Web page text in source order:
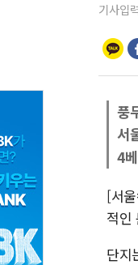
기사입
풍
서
4
[서
적인
단지